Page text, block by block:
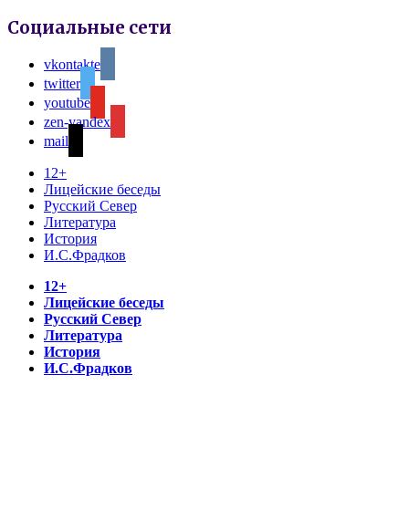
Социальные сети
vkontakte
twitter
youtube
zen-yandex
mail
12+
Лицейские беседы
Русский Север
Литература
История
И.С.Фрадков
12+
Лицейские беседы
Русский Север
Литература
История
И.С.Фрадков